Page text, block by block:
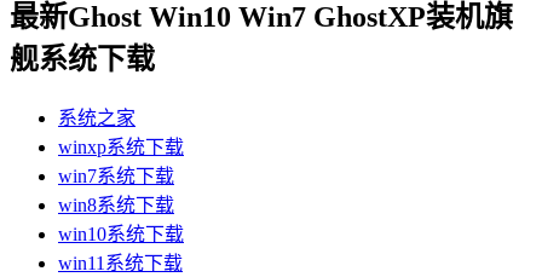
最新Ghost Win10 Win7 GhostXP装机旗
舰系统下载
系统之家
winxp系统下载
win7系统下载
win8系统下载
win10系统下载
win11系统下载